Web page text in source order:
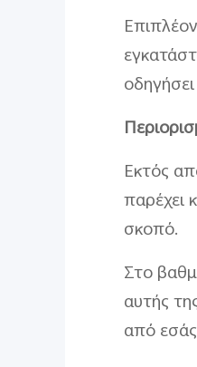
Εκτός
παρέχει
σκοπό.
Στο
αυτής
από